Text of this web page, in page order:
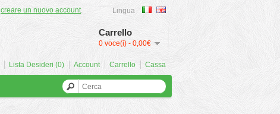
Lingua
Carrello
0 voce(i) - 0,00€
creare un nuovo account.
Lista Desideri (0) Account Carrello Cassa